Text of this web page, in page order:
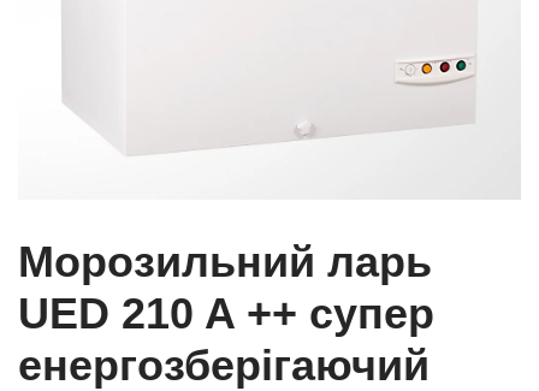
Морозильний ларь
UED 210 A ++ супер
енергозберігаючий